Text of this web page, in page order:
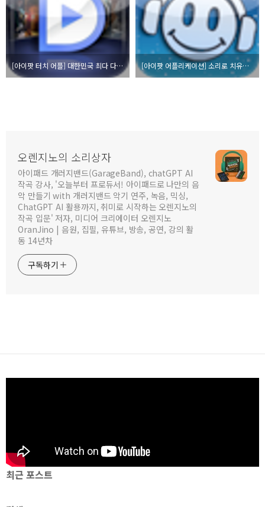
[아이팟 터치 어플] 대한민국 최다 다운로드 어플 - Daum tv팟으로 UCC 동영상을! [아이팟 어플리케이션] 소리로 치유한다. Binaural Beats (무료)
오렌지노의 소리상자
아이패드 개러지밴드(GarageBand), chatGPT AI
작곡 강사, '오늘부터 프로듀서! 아이패드로 나만의 음
악 만들기 with 개러지밴드 악기 연주, 녹음, 믹싱,
ChatGPT AI 활용까지, 취미로 시작하는 오렌지노의
작곡 입문' 저자, 미디어 크리에이터 오렌지노
OranJino | 음원, 집필, 유튜브, 방송, 공연, 강의 활
동 14년차
구독하기
최근 포스트